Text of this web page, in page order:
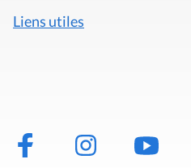
Liens utiles